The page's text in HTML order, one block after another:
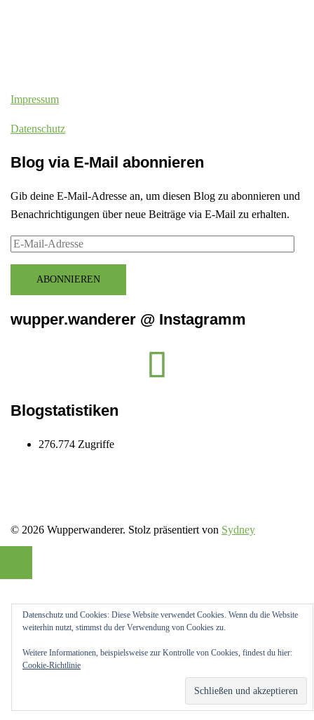
Impressum
Datenschutz
Blog via E-Mail abonnieren
Gib deine E-Mail-Adresse an, um diesen Blog zu abonnieren und
Benachrichtigungen über neue Beiträge via E-Mail zu erhalten.
E-
Mail-
AdresseABONNIEREN
wupper.wanderer @ Instagramm
Blogstatistiken
276.774 Zugriffe
© 2026 Wupperwanderer. Stolz präsentiert von Sydney
Datenschutz und Cookies: Diese Website verwendet Cookies. Wenn du die Website
weiterhin nutzt, stimmst du der Verwendung von Cookies zu.
Weitere Informationen, beispielsweise zur Kontrolle von Cookies, findest du hier:
Cookie-Richtlinie